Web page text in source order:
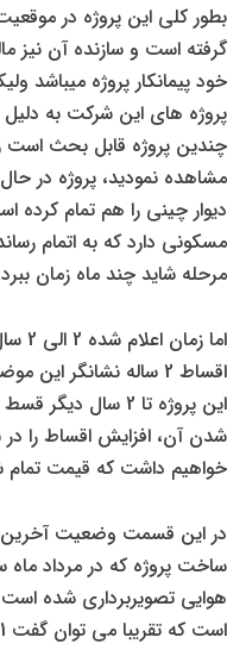
بطور کلی این پروژه در
گرفته است و سازنده آن نیز
خود پیمانکار پروژه میباشد
پروژه های این شرکت به
چندین پروژه قابل بحث است
مشاهده نمودید، پروژه در
مسکونی دارد که به اتمام
مرحله شاید چند ماه زمان
اما
اقساط 2 ساله نشانگر
این پروژه تا 2 سال
شدن آن، افزایش اقساط را
خواهیم داشت که قیمت تمام
در این قسمت وضعیت آخرین
هوایی تصویربرداری شده است